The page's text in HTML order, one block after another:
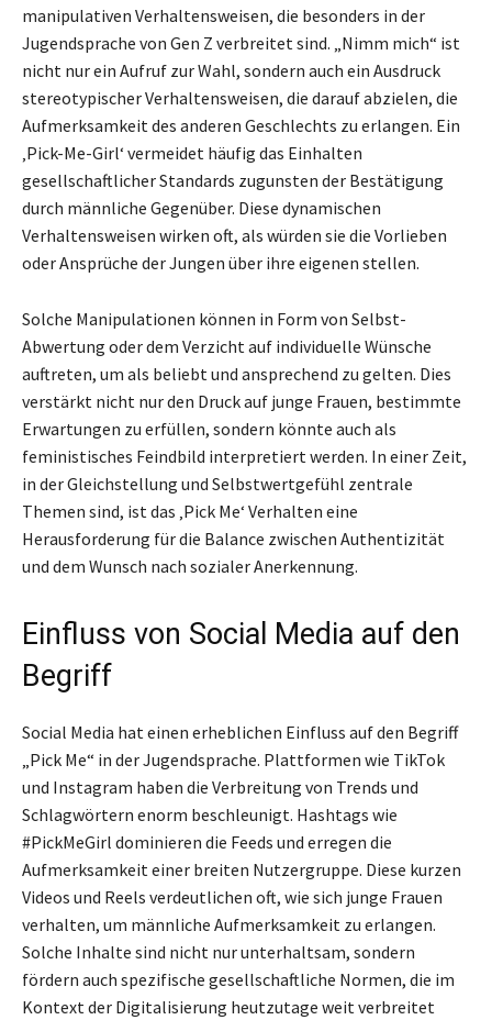
manipulativen Verhaltensweisen, die besonders in der
Jugendsprache von Gen Z verbreitet sind. „Nimm mich“ ist
nicht nur ein Aufruf zur Wahl, sondern auch ein Ausdruck
stereotypischer Verhaltensweisen, die darauf abzielen, die
Aufmerksamkeit des anderen Geschlechts zu erlangen. Ein
‚Pick-Me-Girl‘ vermeidet häufig das Einhalten
gesellschaftlicher Standards zugunsten der Bestätigung
durch männliche Gegenüber. Diese dynamischen
Verhaltensweisen wirken oft, als würden sie die Vorlieben
oder Ansprüche der Jungen über ihre eigenen stellen.
Solche Manipulationen können in Form von Selbst-
Abwertung oder dem Verzicht auf individuelle Wünsche
auftreten, um als beliebt und ansprechend zu gelten. Dies
verstärkt nicht nur den Druck auf junge Frauen, bestimmte
Erwartungen zu erfüllen, sondern könnte auch als
feministisches Feindbild interpretiert werden. In einer Zeit,
in der Gleichstellung und Selbstwertgefühl zentrale
Themen sind, ist das ‚Pick Me‘ Verhalten eine
Herausforderung für die Balance zwischen Authentizität
und dem Wunsch nach sozialer Anerkennung.
Einfluss von Social Media auf den
Begriff
Social Media hat einen erheblichen Einfluss auf den Begriff
„Pick Me“ in der Jugendsprache. Plattformen wie TikTok
und Instagram haben die Verbreitung von Trends und
Schlagwörtern enorm beschleunigt. Hashtags wie
#PickMeGirl dominieren die Feeds und erregen die
Aufmerksamkeit einer breiten Nutzergruppe. Diese kurzen
Videos und Reels verdeutlichen oft, wie sich junge Frauen
verhalten, um männliche Aufmerksamkeit zu erlangen.
Solche Inhalte sind nicht nur unterhaltsam, sondern
fördern auch spezifische gesellschaftliche Normen, die im
Kontext der Digitalisierung heutzutage weit verbreitet